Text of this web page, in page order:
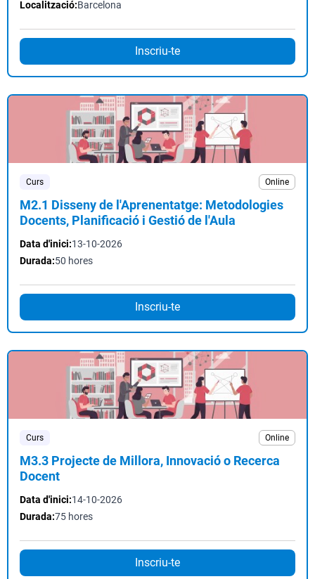
Localització:Barcelona
Inscriu-te
Curs Online
M2.1 Disseny de l'Aprenentatge: Metodologies
Docents, Planificació i Gestió de l'Aula
Data d'inici:13-10-2026
Durada:50 hores
Inscriu-te
Curs Online
M3.3 Projecte de Millora, Innovació o Recerca
Docent
Data d'inici:14-10-2026
Durada:75 hores
Inscriu-te